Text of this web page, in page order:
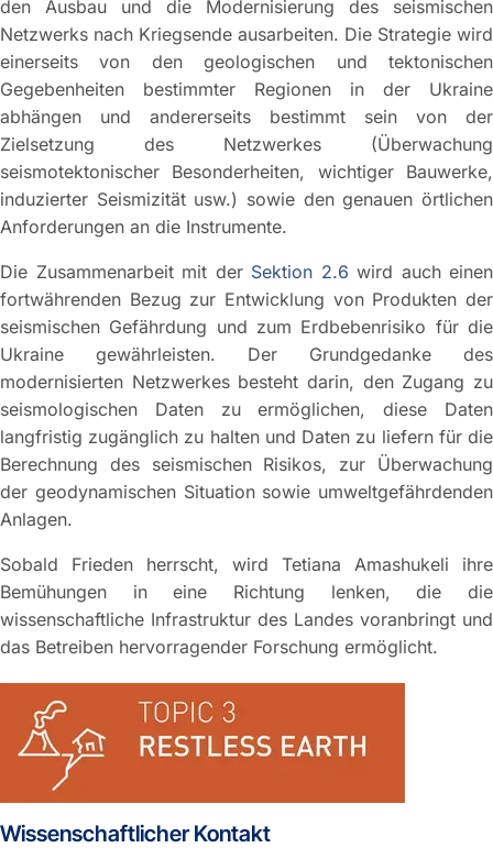
den Ausbau und die Modernisierung des seismischen
Netzwerks nach Kriegsende ausarbeiten. Die Strategie wird
einerseits von den geologischen und tektonischen
Gegebenheiten bestimmter Regionen in der Ukraine
abhängen und andererseits bestimmt sein von der
Zielsetzung des Netzwerkes (Überwachung
seismotektonischer Besonderheiten, wichtiger Bauwerke,
induzierter Seismizität usw.) sowie den genauen örtlichen
Anforderungen an die Instrumente.
Die Zusammenarbeit mit der Sektion 2.6 wird auch einen
fortwährenden Bezug zur Entwicklung von Produkten der
seismischen Gefährdung und zum Erdbebenrisiko für die
Ukraine gewährleisten. Der Grundgedanke des
modernisierten Netzwerkes besteht darin, den Zugang zu
seismologischen Daten zu ermöglichen, diese Daten
langfristig zugänglich zu halten und Daten zu liefern für die
Berechnung des seismischen Risikos, zur Überwachung
der geodynamischen Situation sowie umweltgefährdenden
Anlagen.
Sobald Frieden herrscht, wird Tetiana Amashukeli ihre
Bemühungen in eine Richtung lenken, die die
wissenschaftliche Infrastruktur des Landes voranbringt und
das Betreiben hervorragender Forschung ermöglicht.
Wissenschaftlicher Kontakt